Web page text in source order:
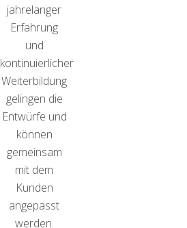
jahrelanger
Erfahrung
und
kontinuierlicher
Weiterbildung
gelingen die
Entwürfe und
können
gemeinsam
mit dem
Kunden
angepasst
werden.